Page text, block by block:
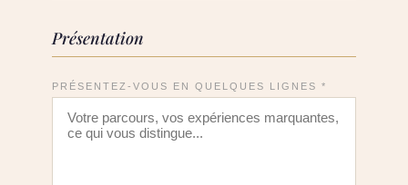
Présentation
PRÉSENTEZ-VOUS EN QUELQUES LIGNES *